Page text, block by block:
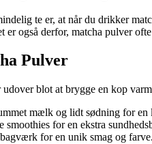
te er, at når du drikker
også derfor, matcha pulver
Pulver
blot at brygge en kop
mælk og lidt sødning for
for en ekstra
for en unik smag og farve.